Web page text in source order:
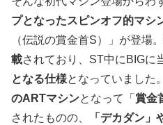
プとなったスピンオフ的マシ
（伝説の賞金首S）」が登場
載されており、ST中にBIGに
となる仕様となっていました
のARTマシンとなって「 賞金
されたものの、
「デカダン